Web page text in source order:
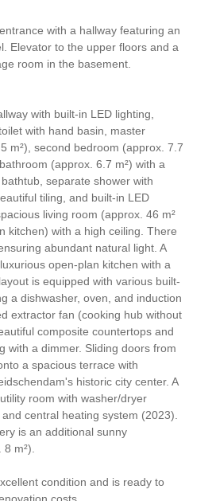
with a hallway featuring an
Elevator to the upper floors and a
room in the basement.
with built-in LED lighting,
with hand basin, master
m²), second bedroom (approx. 7.7
(approx. 6.7 m²) with a
separate shower with
tiling, and built-in LED
living room (approx. 46 m²
kitchen) with a high ceiling. There
abundant natural light. A
open-plan kitchen with a
is equipped with various built-
a dishwasher, oven, and induction
extractor fan (cooking hub without
composite countertops and
with a dimmer. Sliding doors from
a spacious terrace with
historic city center. A
room with washer/dryer
central heating system (2023).
is an additional sunny
m²).
condition and is ready to